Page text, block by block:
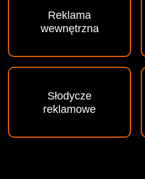
Reklama
wewnętrzna
Słodycze
reklamowe